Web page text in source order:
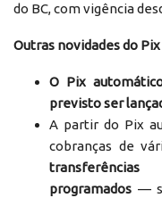
do BC, com vigência
Outras novidades do
O Pix
previsto ser
A partir do Pix
cobranças de
programados —